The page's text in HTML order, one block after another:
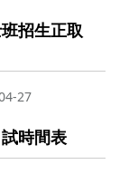
招生正取
27
時間表